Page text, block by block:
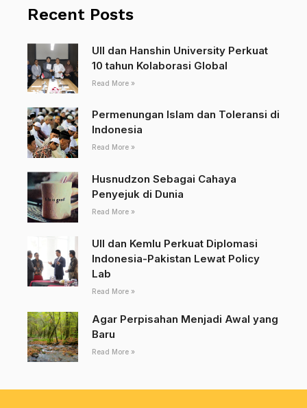
Recent Posts
UII dan Hanshin University Perkuat
10 tahun Kolaborasi Global
Read More »
Permenungan Islam dan Toleransi di
Indonesia
Read More »
Husnudzon Sebagai Cahaya
Penyejuk di Dunia
Read More »
UII dan Kemlu Perkuat Diplomasi
Indonesia-Pakistan Lewat Policy
Lab
Read More »
Agar Perpisahan Menjadi Awal yang
Baru
Read More »